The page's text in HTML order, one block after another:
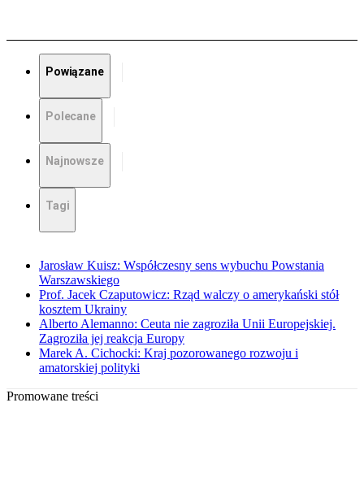
Powiązane
Polecane
Najnowsze
Tagi
Jarosław Kuisz: Współczesny sens wybuchu Powstania
Warszawskiego
Prof. Jacek Czaputowicz: Rząd walczy o amerykański stół
kosztem Ukrainy
Alberto Alemanno: Ceuta nie zagroziła Unii Europejskiej.
Zagroziła jej reakcja Europy
Marek A. Cichocki: Kraj pozorowanego rozwoju i
amatorskiej polityki
Promowane treści